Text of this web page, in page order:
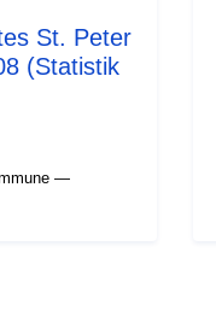
St. Peter
(Statistik
—